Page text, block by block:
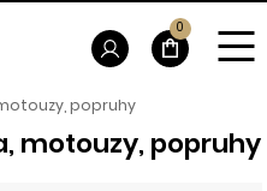
popruhy
motouzy, popruhy
0